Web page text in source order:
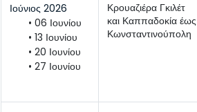
Ιούνιος 2026
06 Ιουνίου
13 Ιουνίου
20 Ιουνίου
27 Ιουνίου
Κρουαζιέρα Γκιλέτ
και Καππαδοκία έως
Κωνσταντινούπολη